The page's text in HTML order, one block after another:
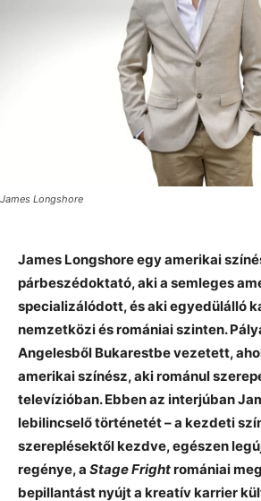
James Longshore
James Longshore egy amerikai
párbeszédoktató, aki a semleges
specializálódott, és aki egyedülálló
nemzetközi és romániai szinten.
Angelesből Bukarestbe vezetett,
amerikai színész, aki románul
televízióban. Ebben az interjúban
lebilincselő történetét – a kezdeti
szereplésektől kezdve, egészen
regénye, a Stage Frightromániai
bepillantást nyújt a kreatív karrier